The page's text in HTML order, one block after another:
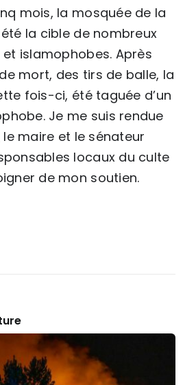
mois, la mosquée de la
la cible de nombreux
islamophobes. Après
mort, des tirs de balle, la
fois-ci, été taguée d’un
Je me suis rendue
maire et le sénateur
locaux du culte
de mon soutien.